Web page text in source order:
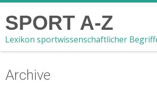
SPORT A-Z
Lexikon sportwissenschaftlicher
Archive